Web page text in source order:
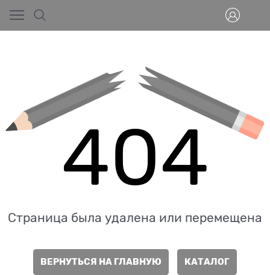
404
Страница была удалена или перемещена
ВЕРНУТЬСЯ НА ГЛАВНУЮ КАТАЛОГ